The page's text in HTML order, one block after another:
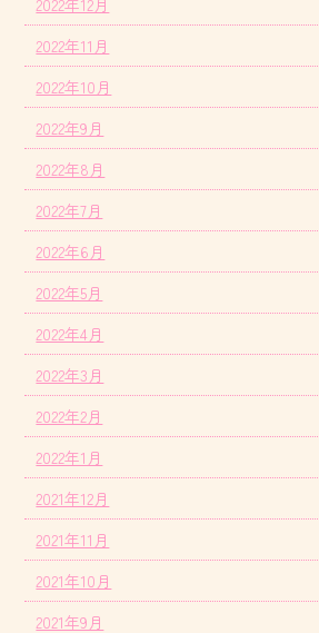
2022年12月
2022年11月
2022年10月
2022年9月
2022年8月
2022年7月
2022年6月
2022年5月
2022年4月
2022年3月
2022年2月
2022年1月
2021年12月
2021年11月
2021年10月
2021年9月